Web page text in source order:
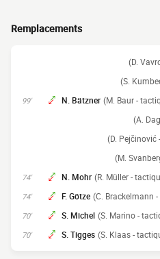
Remplacements
(D.
(S.
99' N. Bätzner (M. Baur -
(A.
(D. Pejčinović
(M.
74' N. Mohr (R. Müller -
74' F. Götze (C. Brackelmann
70' S. Michel (S. Marino -
70' S. Tigges (S. Klaas -